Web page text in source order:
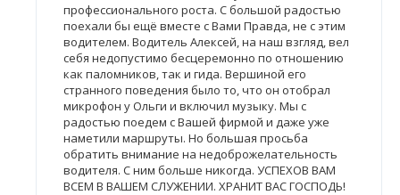
профессионального роста. С большой радостью
поехали бы ещё вместе с Вами Правда, не с этим
водителем. Водитель Алексей, на наш взгляд, вел
себя недопустимо бесцеремонно по отношению
как паломников, так и гида. Вершиной его
странного поведения было то, что он отобрал
микрофон у Ольги и включил музыку. Мы с
радостью поедем с Вашей фирмой и даже уже
наметили маршруты. Но большая просьба
обратить внимание на недоброжелательность
водителя. С ним больше никогда. УСПЕХОВ ВАМ
ВСЕМ В ВАШЕМ СЛУЖЕНИИ. ХРАНИТ ВАС ГОСПОДЬ!